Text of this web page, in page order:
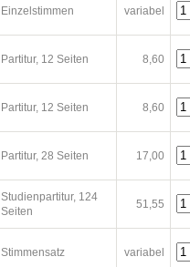
Einzelstimmen variabel
Partitur, 12 Seiten 8,60
Partitur, 12 Seiten 8,60
Partitur, 28 Seiten 17,00
Studienpartitur, 124
Seiten
51,55
Stimmensatz variabel